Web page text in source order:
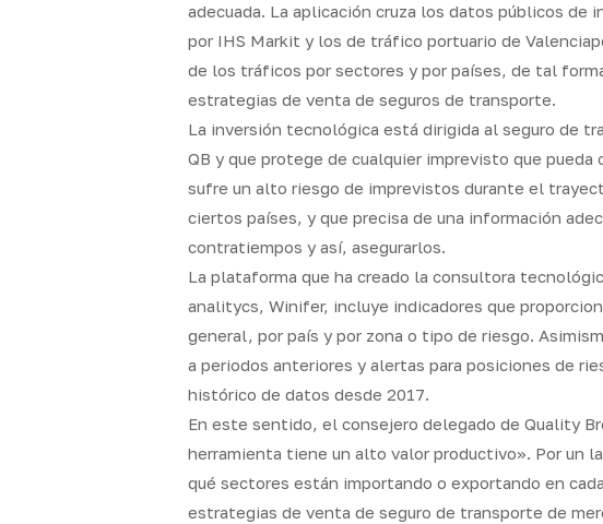
adecuada. La aplicación cruza los datos públicos de
por IHS Markit y los de tráfico portuario de
de los tráficos por sectores y por países, de tal
estrategias de venta de seguros de transporte.
La inversión tecnológica está dirigida al seguro de
QB y que protege de cualquier imprevisto que
sufre un alto riesgo de imprevistos durante el
ciertos países, y que precisa de una información
contratiempos y así, asegurarlos.
La plataforma que ha creado la consultora
analitycs, Winifer, incluye indicadores que
general, por país y por zona o tipo de riesgo.
a periodos anteriores y alertas para posiciones de
histórico de datos desde 2017.
En este sentido, el consejero delegado de Quality
herramienta tiene un alto valor productivo». Por un
qué sectores están importando o exportando en
estrategias de venta de seguro de transporte de